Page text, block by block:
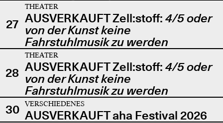
27
THEATER
AUSVERKAUFT Zell:stoff: 4/5 oder
von der Kunst keine
Fahrstuhlmusik zu werden
28
THEATER
AUSVERKAUFT Zell:stoff: 4/5 oder
von der Kunst keine
Fahrstuhlmusik zu werden
30
VERSCHIEDENES
AUSVERKAUFT aha Festival 2026